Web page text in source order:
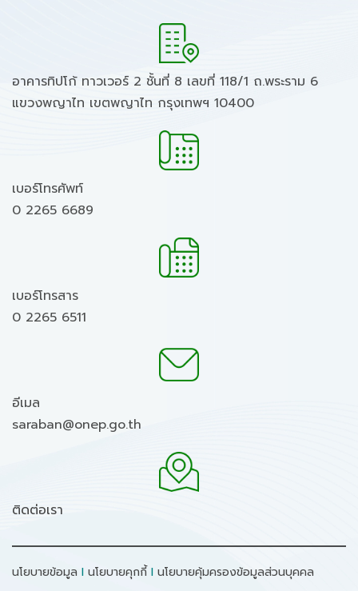
อาคารทิปโก้ ทาวเวอร์ 2 ชั้นที่ 8 เลขที่ 118/1 ถ.พระราม 6
แขวงพญาไท เขตพญาไท กรุงเทพฯ 10400
เบอร์โทรศัพท์
0 2265 6689
เบอร์โทรสาร
0 2265 6511
อีเมล
saraban@onep.go.th
ติดต่อเรา
นโยบายข้อมูล I นโยบายคุกกี้ I นโยบายคุ้มครองข้อมูลส่วนบุคคล